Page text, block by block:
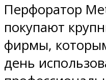
Перфоратор
покупают
фирмы,
день